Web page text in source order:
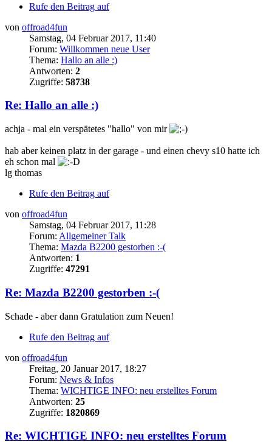
Rufe den Beitrag auf
von offroad4fun
Samstag, 04 Februar 2017, 11:40
Forum: Willkommen neue User
Thema: Hallo an alle :)
Antworten: 2
Zugriffe: 58738
Re: Hallo an alle :)
achja - mal ein verspätetes "hallo" von mir
hab aber keinen platz in der garage - und einen chevy s10 hatte ich
eh schon mal
lg thomas
Rufe den Beitrag auf
von offroad4fun
Samstag, 04 Februar 2017, 11:28
Forum: Allgemeiner Talk
Thema: Mazda B2200 gestorben :-(
Antworten: 1
Zugriffe: 47291
Re: Mazda B2200 gestorben :-(
Schade - aber dann Gratulation zum Neuen!
Rufe den Beitrag auf
von offroad4fun
Freitag, 20 Januar 2017, 18:27
Forum: News & Infos
Thema: WICHTIGE INFO: neu erstelltes Forum
Antworten: 25
Zugriffe: 1820869
Re: WICHTIGE INFO: neu erstelltes Forum